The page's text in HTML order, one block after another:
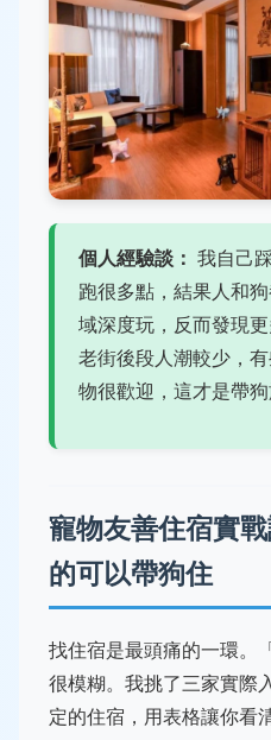
個人經驗談： 我自己
跑很多點，結果人和
域深度玩，反而發現
老街後段人潮較少，
物很歡迎，這才是帶狗
寵物友善住宿實
的可以帶狗住
找住宿是最頭痛的一環。
很模糊。我挑了三家實際
定的住宿，用表格讓你看